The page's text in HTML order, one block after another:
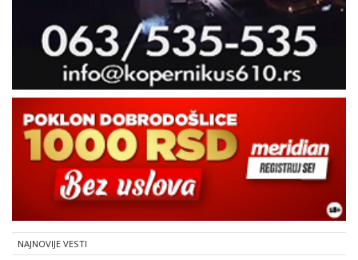
NAJNOVIJE VESTI